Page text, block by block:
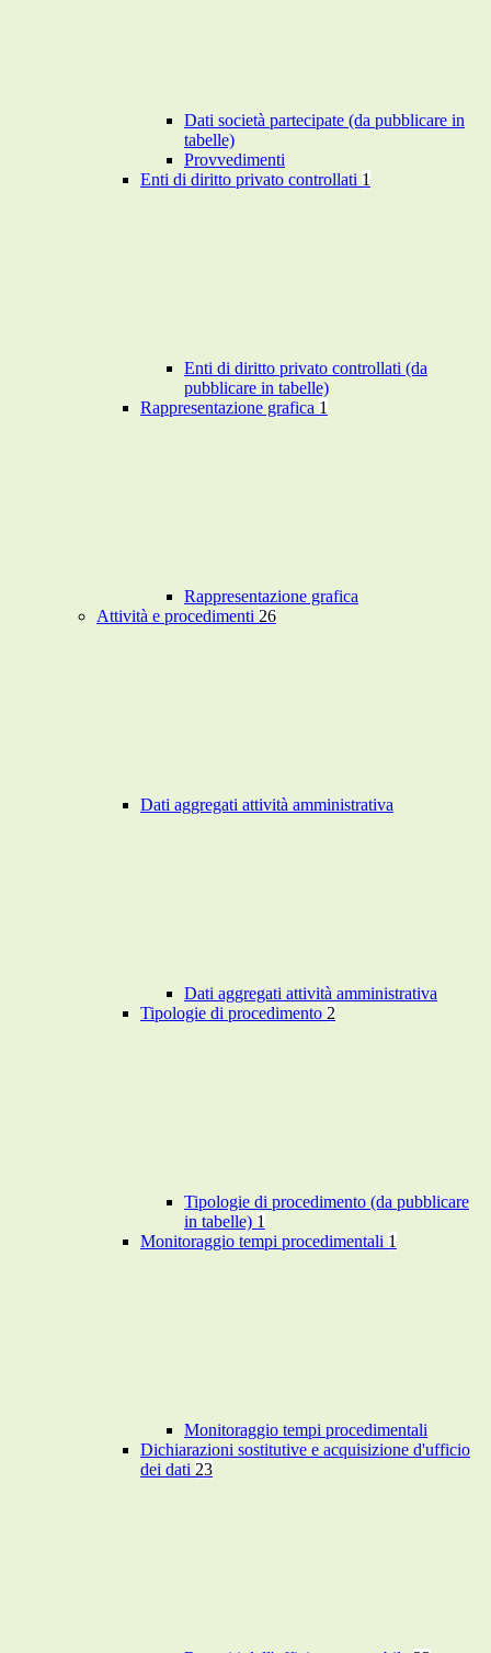
Dati società partecipate (da pubblicare in
tabelle)
Provvedimenti
Enti di diritto privato controllati 1
Enti di diritto privato controllati (da
pubblicare in tabelle)
Rappresentazione grafica 1
Rappresentazione grafica
Attività e procedimenti 26
Dati aggregati attività amministrativa
Dati aggregati attività amministrativa
Tipologie di procedimento 2
Tipologie di procedimento (da pubblicare
in tabelle) 1
Monitoraggio tempi procedimentali 1
Monitoraggio tempi procedimentali
Dichiarazioni sostitutive e acquisizione d'ufficio
dei dati 23